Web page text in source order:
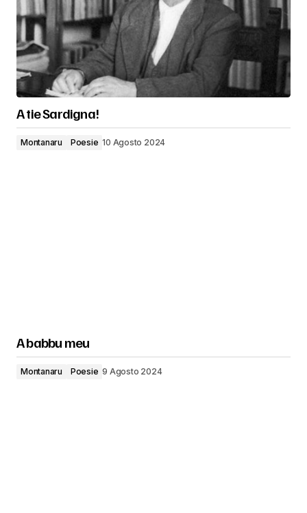
A tie Sardigna!
Montanaru Poesie 10 Agosto 2024
A babbu meu
Montanaru Poesie 9 Agosto 2024